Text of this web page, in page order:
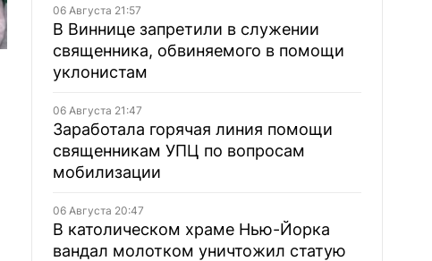
06 Августа 21:57
В Виннице запретили в служении
священника, обвиняемого в помощи
уклонистам
06 Августа 21:47
Заработала горячая линия помощи
священникам УПЦ по вопросам
мобилизации
06 Августа 20:47
В католическом храме Нью-Йорка
вандал молотком уничтожил статую